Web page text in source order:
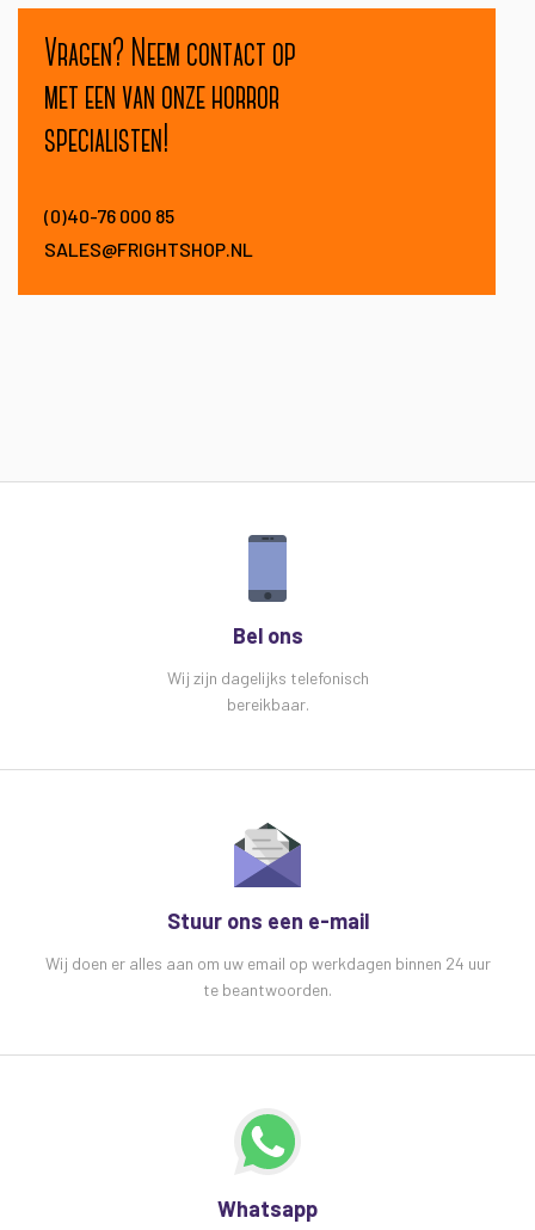
Vragen? Neem contact op
met een van onze horror
specialisten!
(0)40-76 000 85
SALES@FRIGHTSHOP.NL
Bel ons
Wij zijn dagelijks telefonisch
bereikbaar.
Stuur ons een e-mail
Wij doen er alles aan om uw email op werkdagen binnen 24 uur
te beantwoorden.
Whatsapp